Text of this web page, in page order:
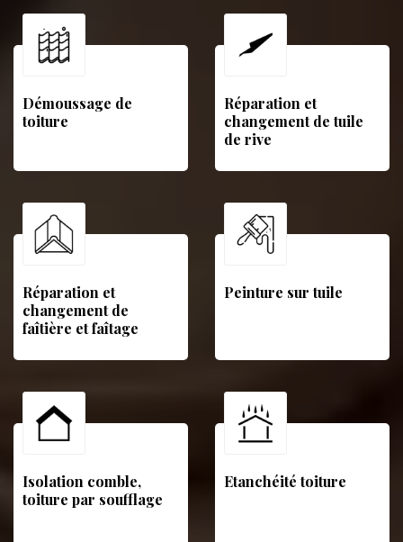
Démoussage de
toiture
Réparation et
changement de tuile
de rive
Réparation et
changement de
faîtière et faîtage
Peinture sur tuile
Isolation comble,
toiture par soufflage
Etanchéité toiture